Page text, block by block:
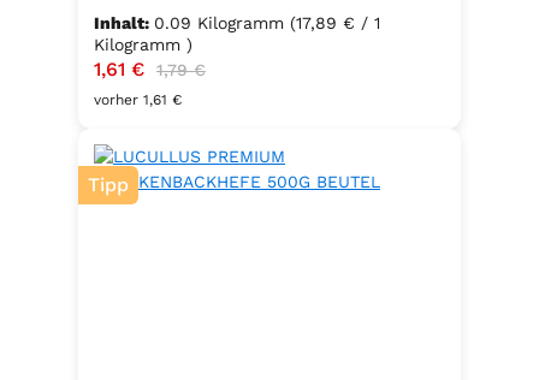
eine mediterrane Note. Ideal für
Caprese, Salate, Pasta und viele
weitere Speisen. Ohne
Geschmacksverstärker, vegan und
in bester Qualität. in der praktischen
90g Dose verleiht Ihren Gerichten
Inhalt: 0.09 Kilogramm (17,89 € / 1
Kilogramm )
Verkaufspreis:
1,61 € Regulärer Preis:
1,79 €
vorher 1,61 €
Tipp